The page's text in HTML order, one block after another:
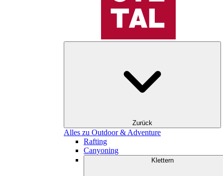
Zurück
Alles zu Outdoor & Adventure
Rafting
Canyoning
Klettern